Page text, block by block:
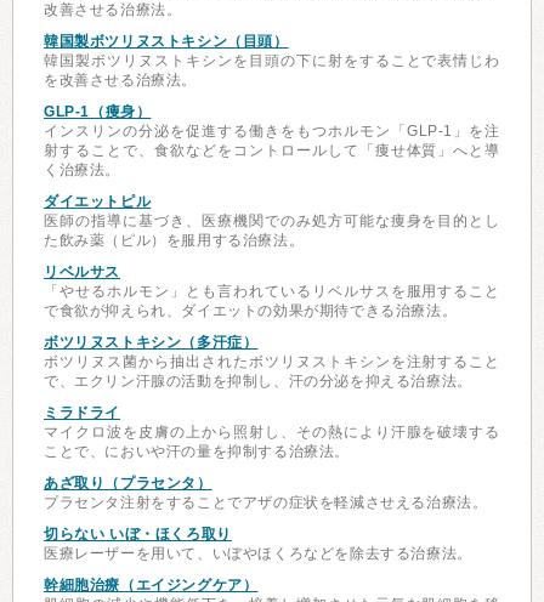
改善させる治療法。
韓国製ボツリヌストキシン（目頭）
韓国製ボツリヌストキシンを目頭の下に射をすることで表情じわ
を改善させる治療法。
GLP-1（痩身）
インスリンの分泌を促進する働きをもつホルモン「GLP-1」を注
射することで、食欲などをコントロールして「痩せ体質」へと導
く治療法。
ダイエットピル
医師の指導に基づき、医療機関でのみ処方可能な痩身を目的とし
た飲み薬（ピル）を服用する治療法。
リベルサス
「やせるホルモン」とも言われているリベルサスを服用すること
で食欲が抑えられ、ダイエットの効果が期待できる治療法。
ボツリヌストキシン（多汗症）
ボツリヌス菌から抽出されたボツリヌストキシンを注射すること
で、エクリン汗腺の活動を抑制し、汗の分泌を抑える治療法。
ミラドライ
マイクロ波を皮膚の上から照射し、その熱により汗腺を破壊する
ことで、においや汗の量を抑制する治療法。
あざ取り（プラセンタ）
プラセンタ注射をすることでアザの症状を軽減させえる治療法。
切らない いぼ・ほくろ取り
医療レーザーを用いて、いぼやほくろなどを除去する治療法。
幹細胞治療（エイジングケア）